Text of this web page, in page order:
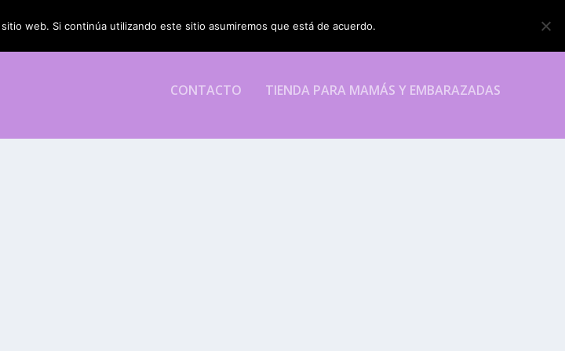
CONTACTO TIENDA PARA MAMÁS Y EMBARAZADAS
web. Si continúa utilizando este sitio asumiremos que está de acuerdo.